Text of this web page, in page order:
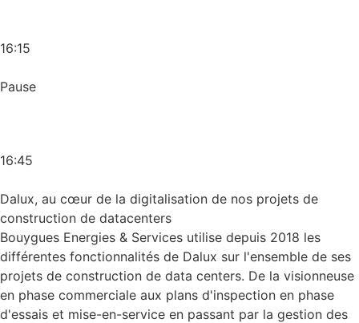
16:15
Pause
16:45
Dalux, au cœur de la digitalisation de nos projets de
construction de datacenters
Bouygues Energies & Services utilise depuis 2018 les
différentes fonctionnalités de Dalux sur l'ensemble de ses
projets de construction de data centers. De la visionneuse
en phase commerciale aux plans d'inspection en phase
d'essais et mise-en-service en passant par la gestion des